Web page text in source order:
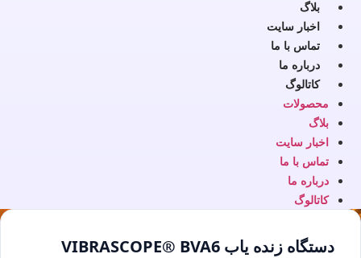
بلاگ
اخبار سایت
تماس با ما
درباره ما
کاتالوگ
محصولات
بلاگ
اخبار سایت
تماس با ما
درباره ما
کاتالوگ
دستگاه زنده یاب VIBRASCOPE® BVA6